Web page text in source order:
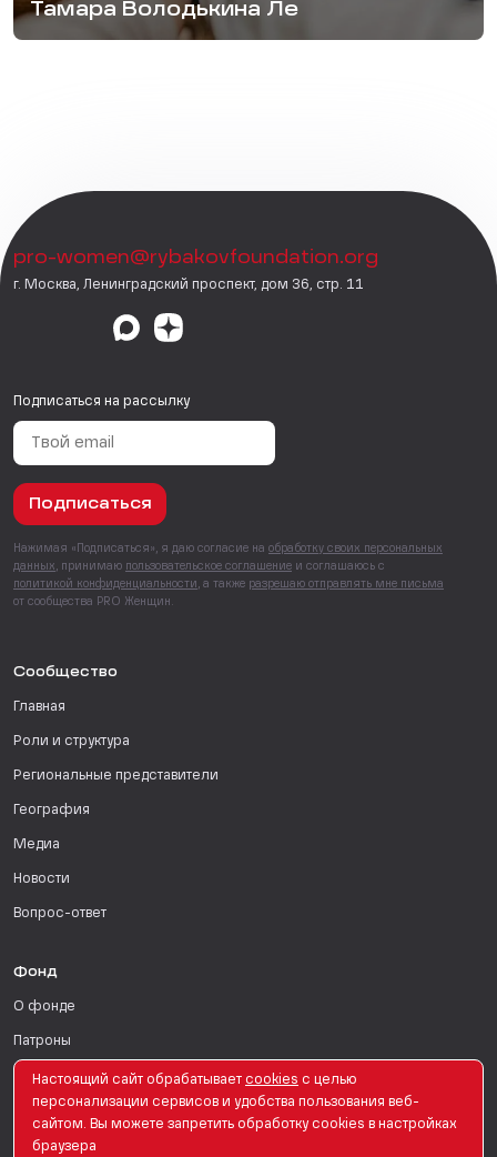
Тамара Володькина Ле
pro-women@rybakovfoundation.org
г. Москва, Ленинградский проспект, дом 36, стр. 11
Подписаться на рассылку
Подписаться
Нажимая «Подписаться», я даю согласие на обработку своих персональных
данных , принимаю пользовательское соглашение и соглашаюсь с
политикой конфиденциальности , а также разрешаю отправлять мне письма
от сообщества PRO Женщин.
Сообщество
Главная
Роли и структура
Региональные представители
География
Медиа
Новости
Вопрос-ответ
Фонд
О фонде
Патроны
Поддержать
Для СМИ
Настоящий сайт обрабатывает сookies с целью
персонализации сервисов и удобства пользования веб-
сайтом. Вы можете запретить обработку сookies в настройках
браузера